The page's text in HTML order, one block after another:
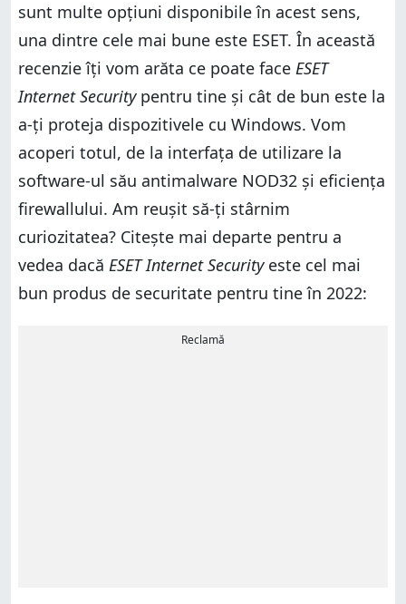
sunt multe opțiuni disponibile în acest sens,
una dintre cele mai bune este ESET. În această
recenzie îți vom arăta ce poate face ESET
Internet Securitypentru tine și cât de bun este la
a-ți proteja dispozitivele cu Windows. Vom
acoperi totul, de la interfața de utilizare la
software-ul său antimalware NOD32 și eficiența
firewallului. Am reușit să-ți stârnim
curiozitatea? Citește mai departe pentru a
vedea dacă ESET Internet Securityeste cel mai
bun produs de securitate pentru tine în 2022:
Reclamă